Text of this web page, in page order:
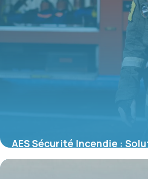
AES Sécurité Incendie :
4 juin 2026